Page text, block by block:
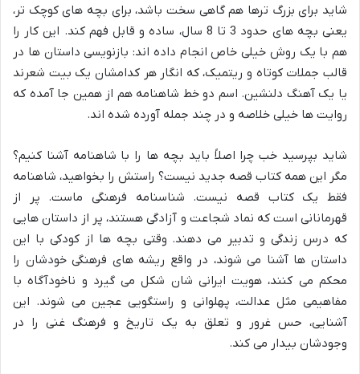
شاید برای بزرگ ترها هم گاهی سخت باشد، برای بچه های کوچک تر،
یعنی بچه های حدود 3 تا 8 سال، ساده و قابل فهم کند. این کار را
هم با یک روش خیلی خاص انجام داده اند: بازنویسی داستان ها در
قالب جملات کوتاه و ریتمیک، که انگار هر کدامشان یک بیت شعرند
یا یک آهنگ دلنشین. اسم دو خط شاهنامه هم از همین جا آمده که
روایت ها خیلی خلاصه و در چند جمله آورده شده اند.
شاید بپرسید خب چرا اصلاً باید بچه ها را با شاهنامه آشنا کنیم؟
مگر این همه کتاب قصه جدید نیست؟ راستش را بخواهید، شاهنامه
فقط یک کتاب قصه نیست. شناسنامه فرهنگی ماست. پر از
قهرمانانی است که نماد شجاعت و آزادگی هستند، پر از داستان هایی
که درس زندگی و تدبیر می دهند. وقتی بچه ها از کودکی با این
داستان ها آشنا می شوند، در واقع ریشه های فرهنگی خودشان را
محکم می کنند، هویت ایرانی شان شکل می گیرد و ناخودآگاه با
مفاهیمی مثل عدالت، پهلوانی و راستگویی عجین می شوند. این
آشنایی، حس غرور و تعلق به یک تاریخ و فرهنگ غنی را در
وجودشان بیدار می کند.